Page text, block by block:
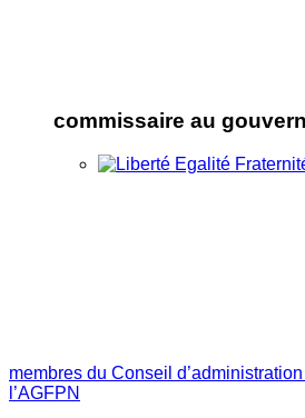
commissaire au
membres du Conseil
l’AGFPN